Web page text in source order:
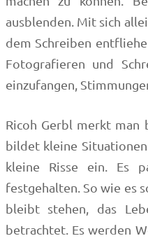
ausblenden. Mit sich
dem Schreiben
Fotografieren und
einzufangen,
Ricoh Gerbl merkt man
bildet kleine
kleine Risse ein. Es
festgehalten. So wie es
bleibt stehen, das
betrachtet. Es werden